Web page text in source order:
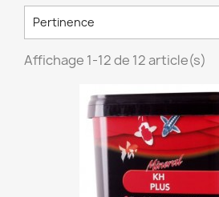
Pertinence
Affichage 1-12 de 12 article(s)